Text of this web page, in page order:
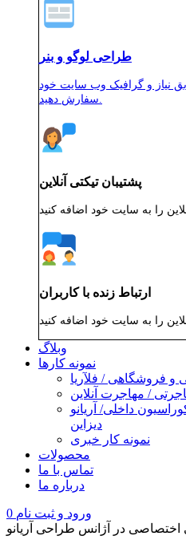
طراحی لوگو و بنر
نیاز و گرافیک وب سایت خود
سفارش دهید.
پشتیبان تیکتی آنلاین
را به سایت خود اضافه کنید
ارتباط زنده با کاربران
را به سایت خود اضافه کنید
وبلاگ
نمونه کارها
و فروشگاهی / فلآریا
/ مهاجرت آنلاین
داخلی/ آریانو
دیزاین
نمونه کار خبری
محصولات
تماس با ما
درباره ما
0 ورود و ثبت نام
در آژانس طراحی آریانو